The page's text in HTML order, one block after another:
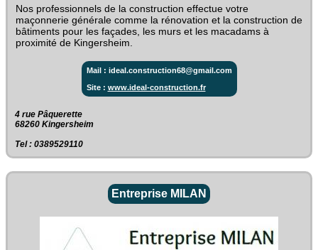
Nos professionnels de la construction effectue votre
maçonnerie générale comme la rénovation et la construction de
bâtiments pour les façades, les murs et les macadams à
proximité de Kingersheim.
Mail : ideal.construction68@gmail.com
Site : www.ideal-construction.fr
4 rue Pâquerette‎
68260 Kingersheim
Tel : 0389529110
Entreprise MILAN